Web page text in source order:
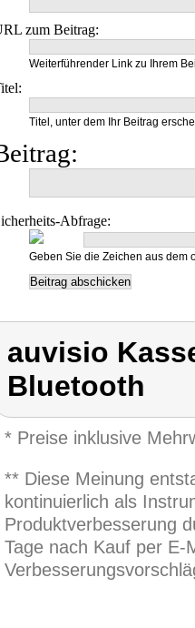
zum Beitrag:
Weiterführender Link zu Ihrem
Titel, unter dem Ihr Beitrag
Abfrage:
Geben Sie die Zeichen aus dem
auvisio
Bluetooth
* Preise inklusive
** Diese Meinung
kontinuierlich als
Produktverbesserung
Tage nach Kauf per E-